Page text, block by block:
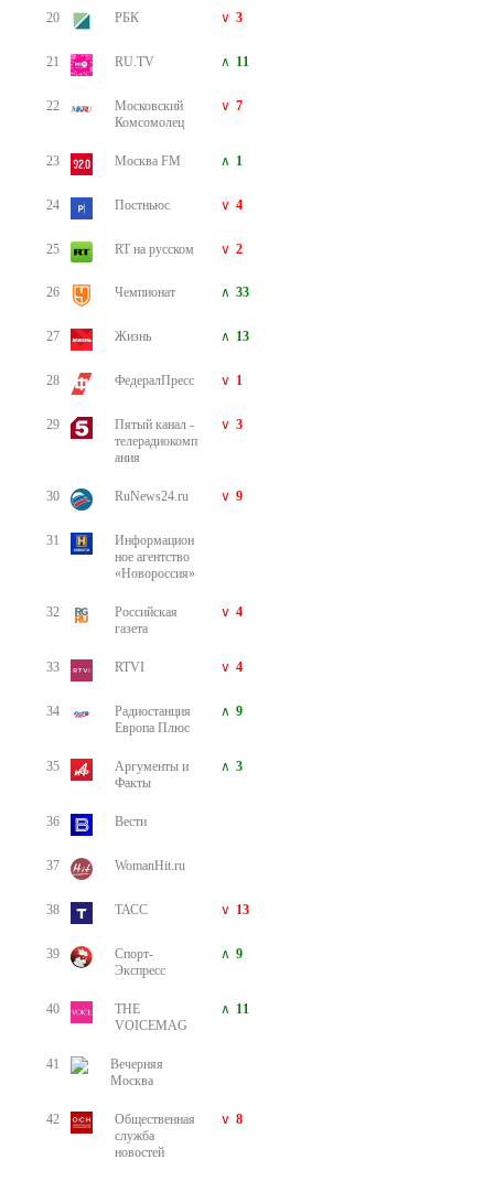
20 РБК 3
21 RU.TV 11
22
Московский
Комсомолец
7
23 Москва FM 1
24 Постньюс 4
25 RT на русском 2
26 Чемпионат 33
27 Жизнь 13
28 ФедералПресс 1
29
Пятый канал -
телерадиокомп
ания
3
30 RuNews24.ru 9
31
Информацион
ное агентство
«Новороссия»
32
Российская
газета
4
33 RTVI 4
34
Радиостанция
Европа Плюс
9
35
Аргументы и
Факты
3
36 Вести
37 WomanHit.ru
38 ТАСС 13
39
Спорт-
Экспресс
9
40
THE
VOICEMAG
11
41
Вечерняя
Москва
42
Общественная
служба
новостей
8